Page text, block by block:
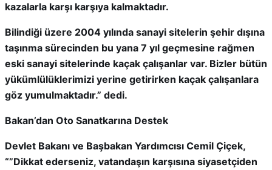
kazalarla karşı karşıya kalmaktadır.
Bilindiği üzere 2004 yılında sanayi sitelerin şehir dışına
taşınma sürecinden bu yana 7 yıl geçmesine rağmen
eski sanayi sitelerinde kaçak çalışanlar var. Bizler bütün
yükümlülüklerimizi yerine getirirken kaçak çalışanlara
göz yumulmaktadır.” dedi.
Bakan’dan Oto Sanatkarına Destek
Devlet Bakanı ve Başbakan Yardımcısı Cemil Çiçek,
“”Dikkat ederseniz, vatandaşın karşısına siyasetçiden